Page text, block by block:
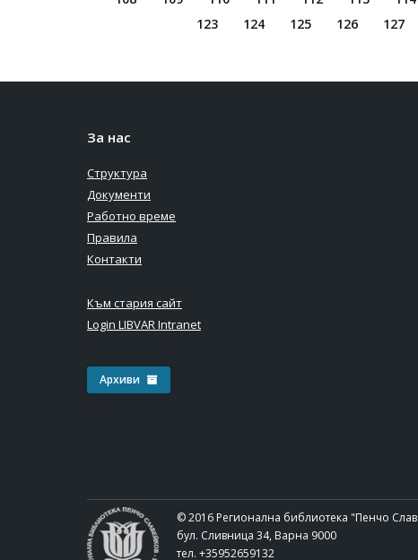
123
124 125 126 127
За нас
Структура
Документи
Работно време
Правила
Контакти
Към стария сайт
Login LIBVAR Intranet
Архиви
© 2016 Регионална библиотека "Пенчо
бул. Сливница 34, Варна 9000
тел. +35952659132